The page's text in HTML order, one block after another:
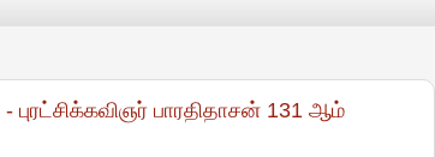
பாரதிதாசன் 131 ஆம்